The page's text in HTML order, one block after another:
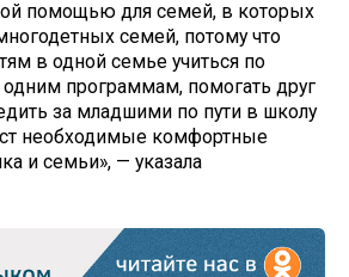
помощью для семей, в которых
семей, потому что
в одной семье учиться по
программам, помогать друг
за младшими по пути в школу
необходимые комфортные
и семьи», — указала